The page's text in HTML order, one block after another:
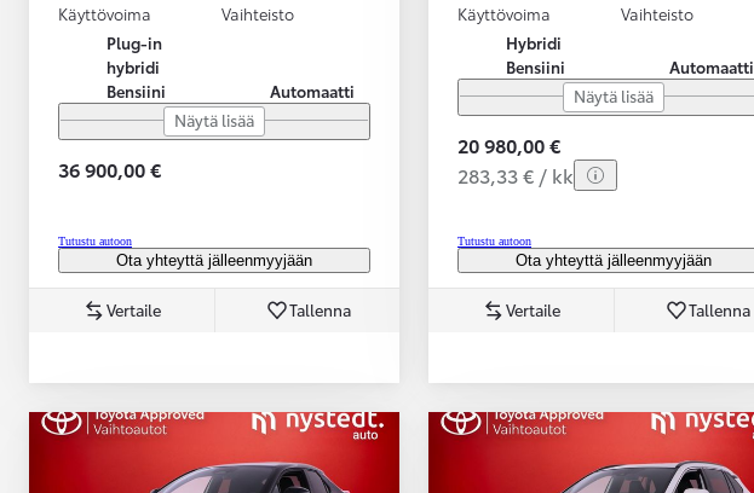
Käyttövoima
Plug-in
hybridi
Bensiini
Vaihteisto
Automaatti
Näytä lisää
36 900,00 €
Tutustu autoon
Ota yhteyttä jälleenmyyjään
Vertaile Tallenna
Käyttövoima
Hybridi
Bensiini
Vaihteisto
Automaatti
Näytä lisää
20 980,00 €
283,33 € / kk
Tutustu autoon
Ota yhteyttä jälleenmyyjään
Vertaile Tallenna